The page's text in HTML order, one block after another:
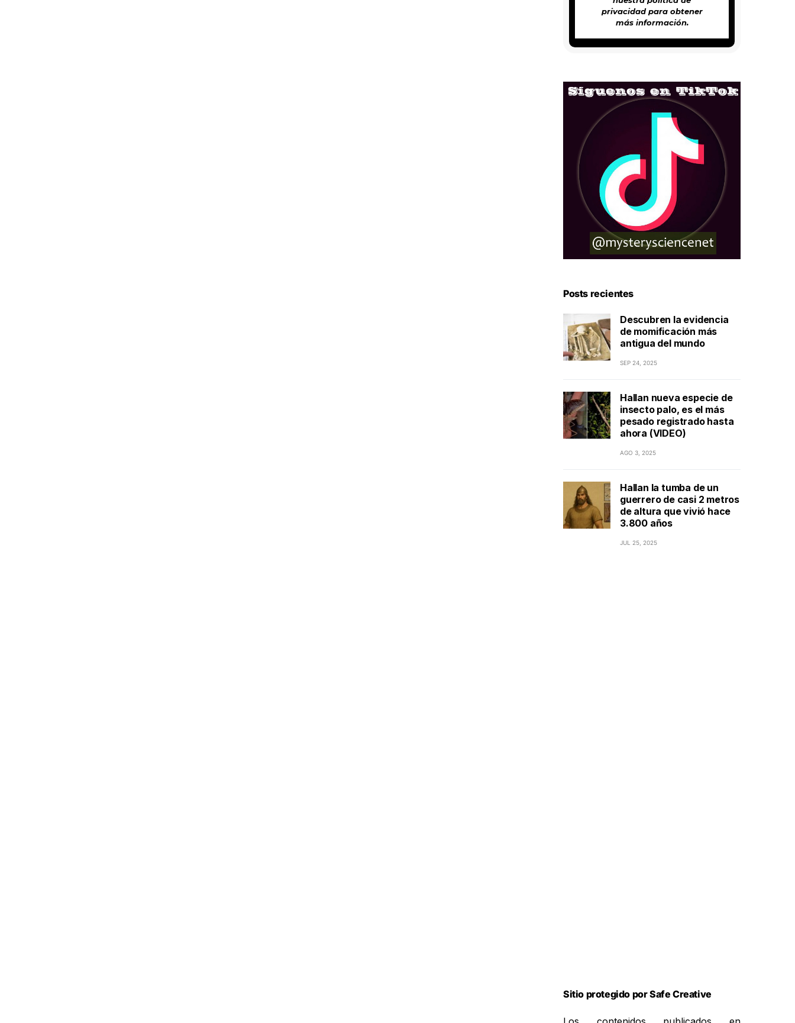
privacidadpara obtener
más información.
Posts recientes
Descubren la evidencia
de momificación más
antigua del mundo
SEP 24, 2025
Hallan nueva especie de
insecto palo, es el más
pesado registrado hasta
ahora (VIDEO)
AGO 3, 2025
Hallan la tumba de un
guerrero de casi 2 metros
de altura que vivió hace
3.800 años
JUL 25, 2025
Sitio protegido por Safe Creative